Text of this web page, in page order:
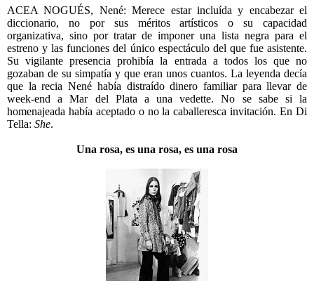
ACEA NOGUÉS, Nené: Merece estar incluída y encabezar el
diccionario, no por sus méritos artísticos o su capacidad
organizativa, sino por tratar de imponer una lista negra para el
estreno y las funciones del único espectáculo del que fue asistente.
Su vigilante presencia prohibía la entrada a todos los que no
gozaban de su simpatía y que eran unos cuantos. La leyenda decía
que la recia Nené había distraído dinero familiar para llevar de
week-end a Mar del Plata a una vedette. No se sabe si la
homenajeada había aceptado o no la caballeresca invitación. En Di
Tella: She.
Una rosa, es una rosa, es una rosa